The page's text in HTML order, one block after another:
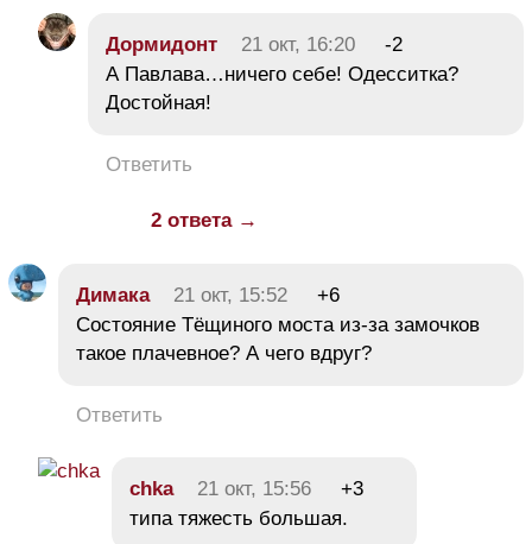
Дормидонт 21 окт, 16:20
-2
А Павлава…ничего себе! Одесситка?
Достойная!
Ответить
2 ответа →
Димака 21 окт, 15:52
+6
Состояние Тёщиного моста из-за замочков
такое плачевное? А чего вдруг?
Ответить
chka 21 окт, 15:56
+3
типа тяжесть большая.